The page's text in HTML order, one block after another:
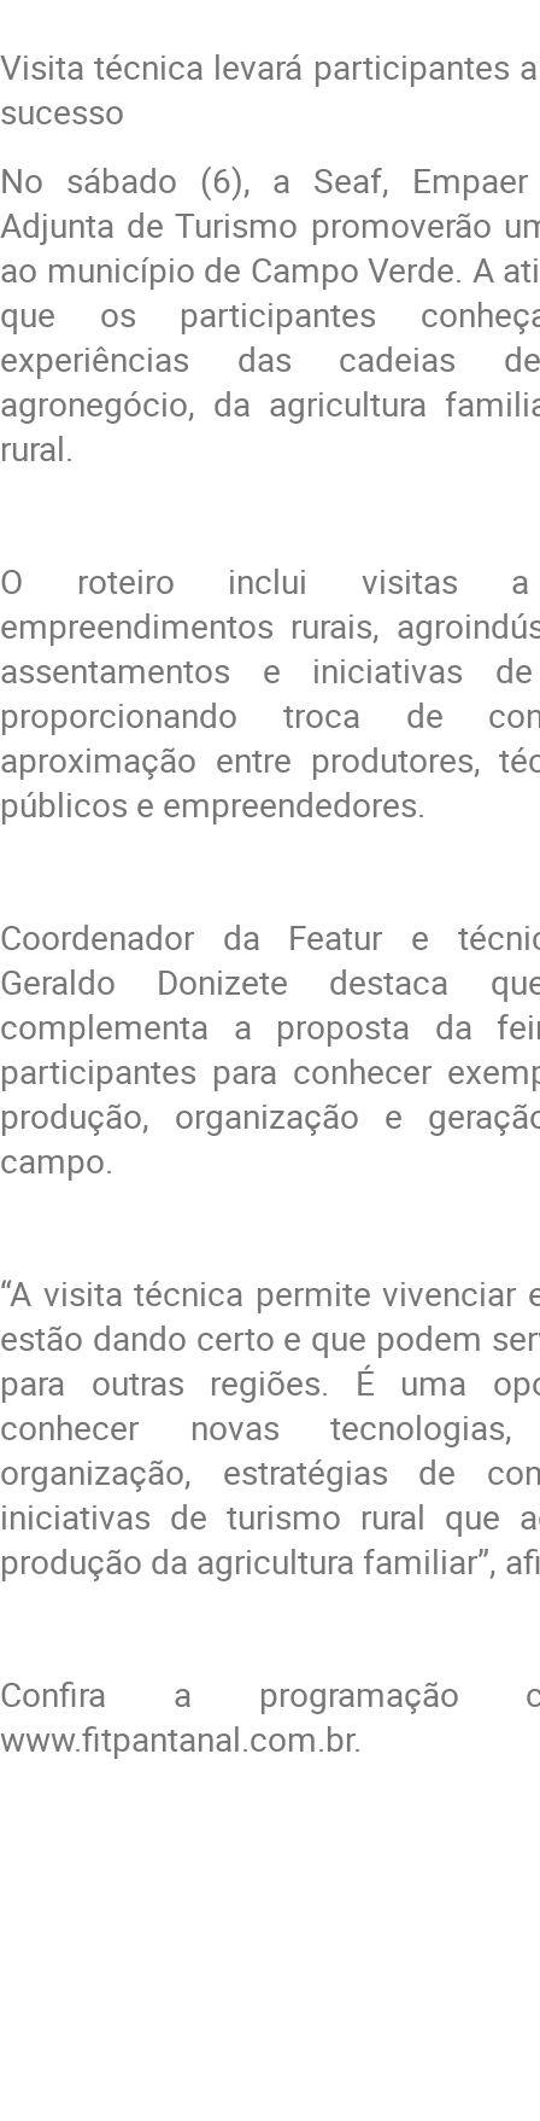
Visita técnica levará participantes
sucesso
No sábado (6), a Seaf,
Adjunta de Turismo promoverão
ao município de Campo Verde. A
que os participantes
experiências das cadeias
agronegócio, da agricultura
rural.
O roteiro inclui visitas a
empreendimentos rurais,
assentamentos e iniciativas
proporcionando troca de
aproximação entre produtores,
públicos e empreendedores.
Coordenador da Featur e
Geraldo Donizete destaca
complementa a proposta da
participantes para conhecer
produção, organização e
campo.
“A visita técnica permite vivenciar
estão dando certo e que podem
para outras regiões. É uma
conhecer novas
organização, estratégias de
iniciativas de turismo rural que
produção da agricultura familiar”,
Confira a programação
www.fitpantanal.com.br.